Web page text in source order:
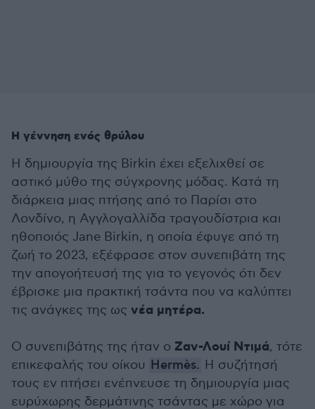
Η γέννηση ενός θρύλου
Η δημιουργία της Birkin έχει εξελιχθεί σε
αστικό μύθο της σύγχρονης μόδας. Κατά τη
διάρκεια μιας πτήσης από το Παρίσι στο
Λονδίνο, η Αγγλογαλλίδα τραγουδίστρια και
ηθοποιός Jane Birkin, η οποία έφυγε από τη
ζωή το 2023, εξέφρασε στον συνεπιβάτη της
την απογοήτευσή της για το γεγονός ότι δεν
έβρισκε μια πρακτική τσάντα που να καλύπτει
τις ανάγκες της ως νέα μητέρα.
Ο συνεπιβάτης της ήταν ο Ζαν-Λουί Ντιμά, τότε
επικεφαλής του οίκου Hermès. Η συζήτησή
τους εν πτήσει ενέπνευσε τη δημιουργία μιας
ευρύχωρης δερμάτινης τσάντας με χώρο για